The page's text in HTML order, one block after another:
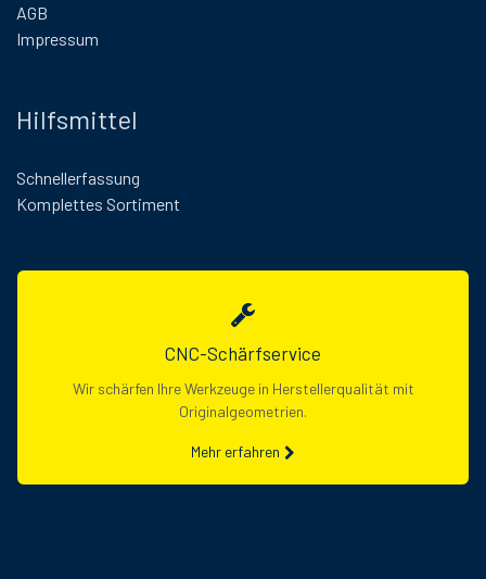
AGB
Impressum
Hilfsmittel
Schnellerfassung
Komplettes Sortiment
CNC-Schärfservice
Wir schärfen Ihre Werkzeuge in Herstellerqualität mit
Originalgeometrien.
Mehr erfahren